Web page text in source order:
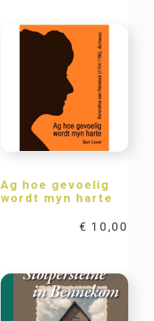
Ag hoe gevoelig
wordt myn harte
€ 10,00